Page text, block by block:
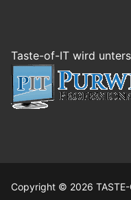
Taste-of-IT wird
Copyright © 2026